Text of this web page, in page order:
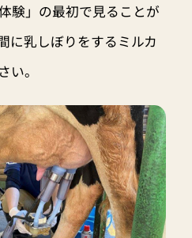
験」の最初で見ることが
に乳しぼりをするミルカ
い。